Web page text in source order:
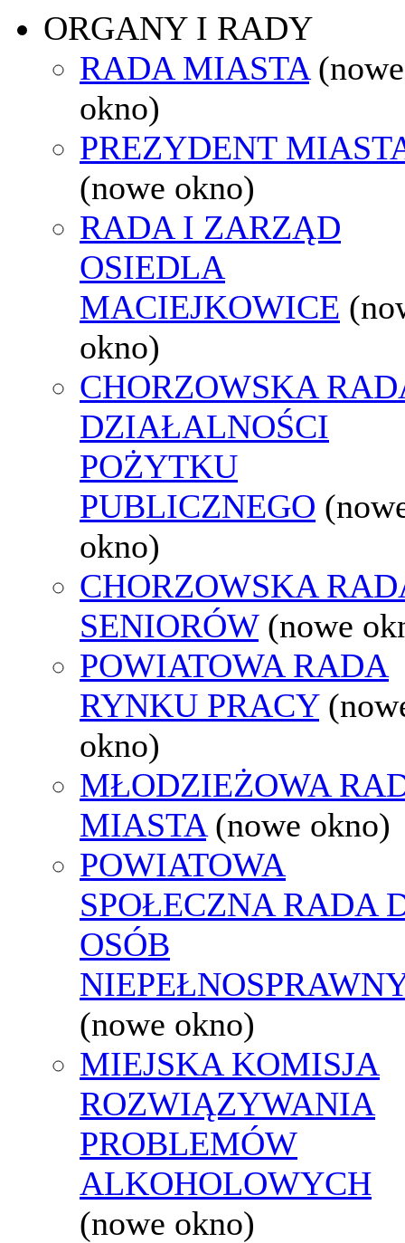
ORGANY I RADY
RADA MIASTA (nowe
okno)
PREZYDENT
(nowe okno)
RADA I ZARZĄD
OSIEDLA
MACIEJKOWICE
okno)
CHORZOWSKA
DZIAŁALNOŚCI
POŻYTKU
PUBLICZNEGO
okno)
CHORZOWSKA
SENIORÓW (nowe
POWIATOWA RADA
RYNKU PRACY
okno)
MŁODZIEŻOWA
MIASTA (nowe okno)
POWIATOWA
SPOŁECZNA RADA
OSÓB
(nowe okno)
MIEJSKA KOMISJA
ROZWIĄZYWANIA
PROBLEMÓW
ALKOHOLOWYCH
(nowe okno)